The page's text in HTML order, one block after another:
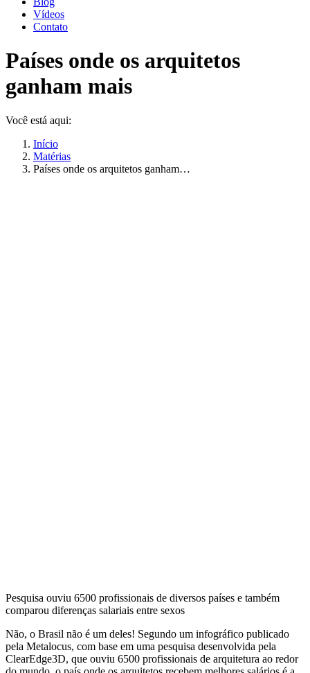
Vídeos
Contato
Países onde os arquitetos
ganham mais
Você está aqui:
Início
Matérias
Países onde os arquitetos ganham…
Pesquisa ouviu 6500 profissionais de diversos países e também
comparou diferenças salariais entre sexos
Não, o Brasil não é um deles! Segundo um infográfico publicado
pela Metalocus, com base em uma pesquisa desenvolvida pela
ClearEdge3D, que ouviu 6500 profissionais de arquitetura ao redor